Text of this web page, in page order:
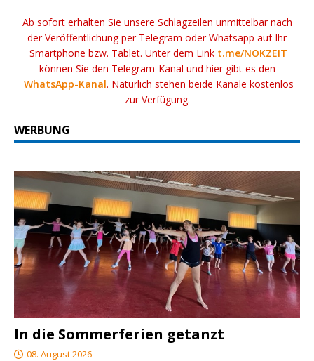
Ab sofort erhalten Sie unsere Schlagzeilen unmittelbar nach
der Veröffentlichung per Telegram oder Whatsapp auf Ihr
Smartphone bzw. Tablet. Unter dem Link t.me/NOKZEIT
können Sie den Telegram-Kanal und hier gibt es den
WhatsApp-Kanal. Natürlich stehen beide Kanäle kostenlos
zur Verfügung.
WERBUNG
In die Sommerferien getanzt
08. August 2026